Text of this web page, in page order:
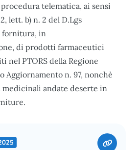
telematica, ai sensi
lett. b) n. 2 del D.Lgs
fornitura, in
di prodotti farmaceutici
nel PTORS della Regione
Aggiornamento n. 97, nonchè
andate deserte in